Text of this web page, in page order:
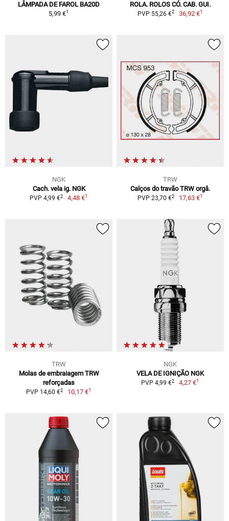
LÂMPADA DE FAROL BA20D
5,99 €1
ROLA. ROLOS CÓ. CAB. GUI.
PVP 55,26 €2 36,92 €1
NGK
Cach. vela ig. NGK
PVP 4,99 €2 4,48 €1
TRW
Calços do travão TRW orgâ.
PVP 23,70 €2 17,63 €1
TRW
Molas de embraiagem TRW
reforçadas
PVP 14,60 €2 10,17 €1
NGK
VELA DE IGNIÇÃO NGK
PVP 4,99 €2 4,27 €1